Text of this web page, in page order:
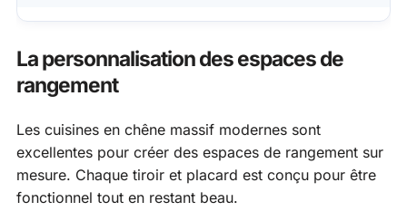
La personnalisation des espaces de
rangement
Les cuisines en chêne massif modernes sont
excellentes pour créer des espaces de rangement sur
mesure. Chaque tiroir et placard est conçu pour être
fonctionnel tout en restant beau.